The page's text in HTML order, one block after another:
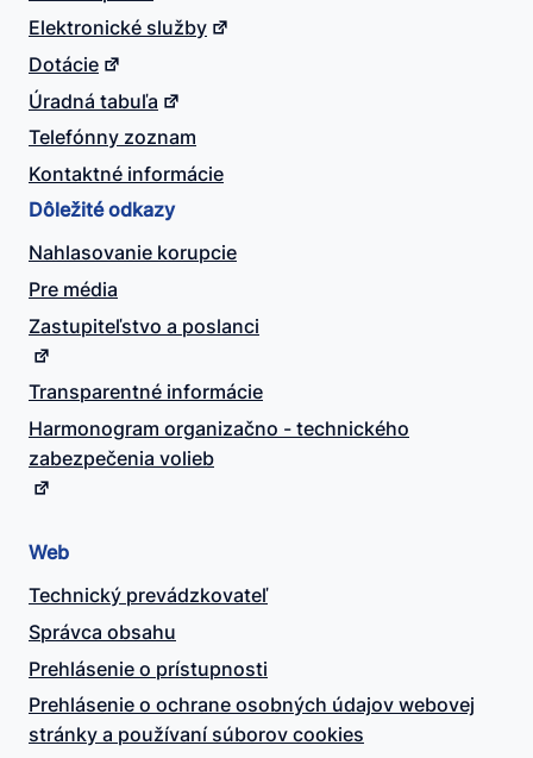
Elektronické služby
Dotácie
Úradná tabuľa
Telefónny zoznam
Kontaktné informácie
Dôležité odkazy
Nahlasovanie korupcie
Pre média
Zastupiteľstvo a poslanci
Transparentné informácie
Harmonogram organizačno - technického
zabezpečenia volieb
Web
Technický prevádzkovateľ
Správca obsahu
Prehlásenie o prístupnosti
Prehlásenie o ochrane osobných údajov webovej
stránky a používaní súborov cookies